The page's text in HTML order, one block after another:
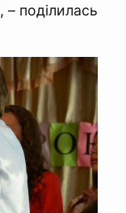
, – поділилась